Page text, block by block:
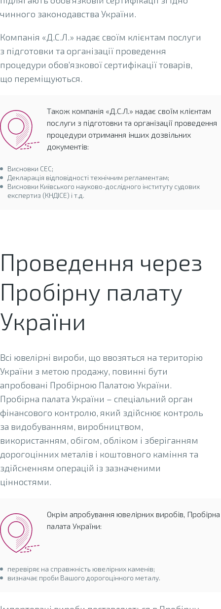
чинного законодавства України.
Компанія «Д.С.Л.» надає своїм клієнтам послуги
з підготовки та організації проведення
процедури обов’язкової сертифікації товарів,
що переміщуються.
Також компанія «Д.С.Л.» надає своїм клієнтам
послуги з підготовки та організації проведення
процедури отримання інших дозвільних
документів:
Висновки СЕС;
Декларація відповідності технічним регламентам;
Висновки Київського науково-дослідного інституту судових
експертиз (КНДІСЕ) і т.д.
Проведення через
Пробірну палату
України
Всі ювелірні вироби, що ввозяться на територію
України з метою продажу, повинні бути
апробовані Пробірною Палатою України.
Пробірна палата України – спеціальний орган
фінансового контролю, який здійснює контроль
за видобуванням, виробництвом,
використанням, обігом, обліком і зберіганням
дорогоцінних металів і коштовного каміння та
здійсненням операцій із зазначеними
цінностями.
Окрім апробування ювелірних виробів, Пробірна
палата України:
перевіряє на справжність ювелірних каменів;
визначає проби Вашого дорогоцінного металу.